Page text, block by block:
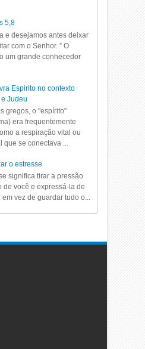
5,8
e desejamos antes deixar
com o Senhor. ” O
um grande conhecedor
Espirito no contexto
Judeu
gregos, o "espírito"
era frequentemente
a respiração vital ou
que se conectava ...
o estresse
significa tirar a pressão
de você e expressá-la de
vez de guardar tudo o...